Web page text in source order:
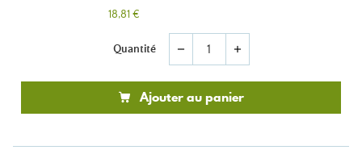
18,81 €
Quantité remove add
Ajouter au panier